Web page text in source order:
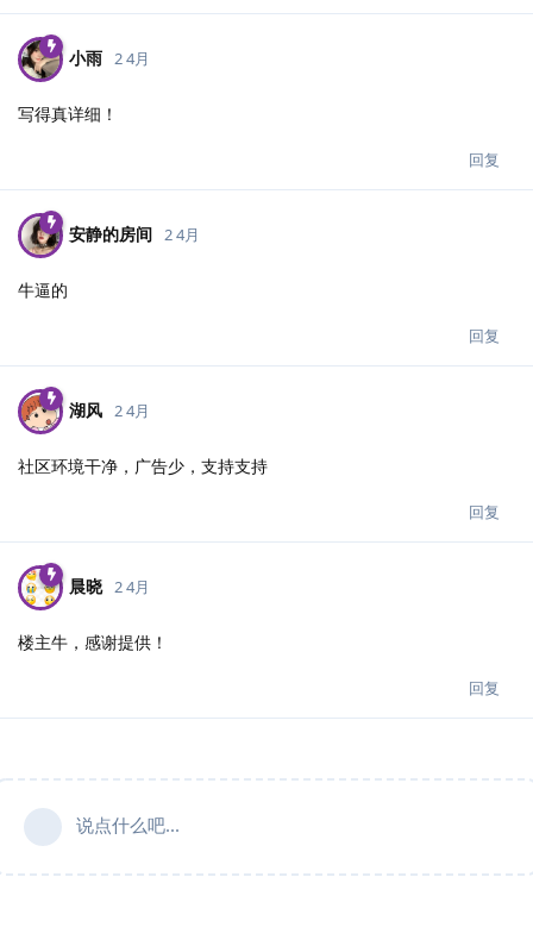
小雨 2 4月
写得真详细！
回复
安静的房间 2 4月
牛逼的
回复
湖风 2 4月
社区环境干净，广告少，支持支持
回复
晨晓 2 4月
楼主牛，感谢提供！
回复
说点什么吧...